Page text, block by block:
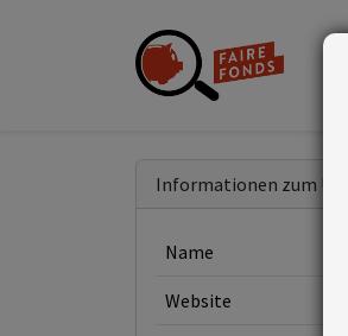
Informationen zum
Name
Website